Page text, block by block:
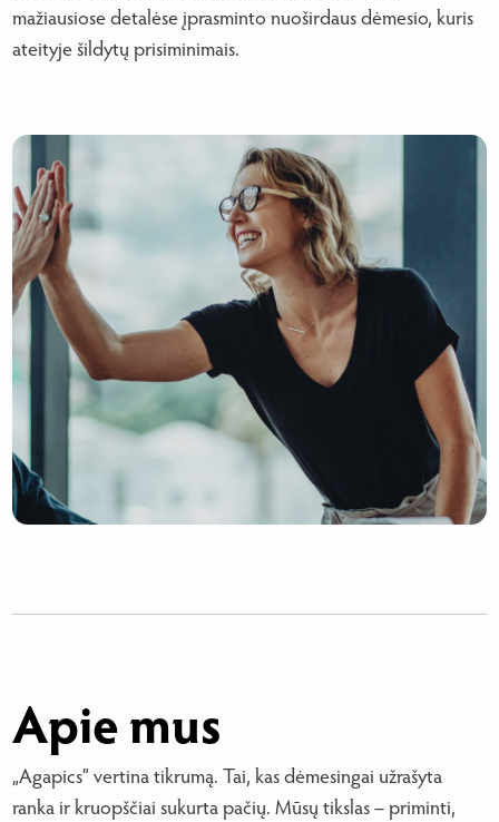
mažiausiose detalėse įprasminto nuoširdaus dėmesio, kuris
ateityje šildytų prisiminimais.
Apie mus
„Agapics” vertina tikrumą. Tai, kas dėmesingai užrašyta
ranka ir kruopščiai sukurta pačių. Mūsų tikslas – priminti,